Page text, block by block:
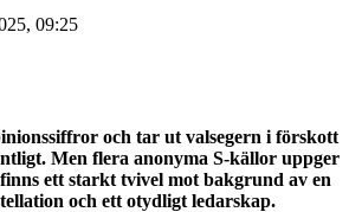
09:25
och tar ut valsegern i förskott
Men flera anonyma S-källor uppger
ett starkt tvivel mot bakgrund av en
och ett otydligt ledarskap.